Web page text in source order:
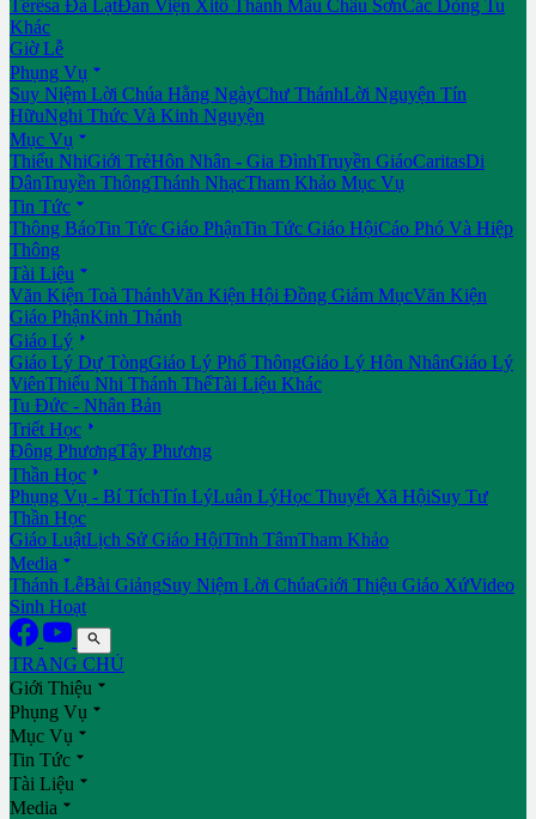
Têrêsa Đà LạtĐan Viện Xitô Thánh Mẫu Châu SơnCác Dòng Tu
Khác
Giờ Lễ
Phụng Vụ 
Suy Niệm Lời Chúa Hằng NgàyChư ThánhLời Nguyện Tín
HữuNghi Thức Và Kinh Nguyện
Mục Vụ 
Thiếu NhiGiới TrẻHôn Nhân - Gia ĐìnhTruyền GiáoCaritasDi
DânTruyền ThôngThánh NhạcTham Khảo Mục Vụ
Tin Tức 
Thông BáoTin Tức Giáo PhậnTin Tức Giáo HộiCáo Phó Và Hiệp
Thông
Tài Liệu 
Văn Kiện Toà ThánhVăn Kiện Hội Đồng Giám MụcVăn Kiện
Giáo PhậnKinh Thánh
Giáo Lý 
Giáo Lý Dự TòngGiáo Lý Phổ ThôngGiáo Lý Hôn NhânGiáo Lý
ViênThiếu Nhi Thánh ThểTài Liệu Khác
Tu Đức - Nhân Bản
Triết Học 
Đông PhươngTây Phương
Thần Học 
Phụng Vụ - Bí TíchTín LýLuân LýHọc Thuyết Xã HộiSuy Tư
Thần Học
Giáo LuậtLịch Sử Giáo HộiTĩnh TâmTham Khảo
Media 
Thánh LễBài GiảngSuy Niệm Lời ChúaGiới Thiệu Giáo XứVideo
Sinh Hoạt

TRANG CHỦ
Giới Thiệu 
Phụng Vụ 
Mục Vụ 
Tin Tức 
Tài Liệu 
Media 